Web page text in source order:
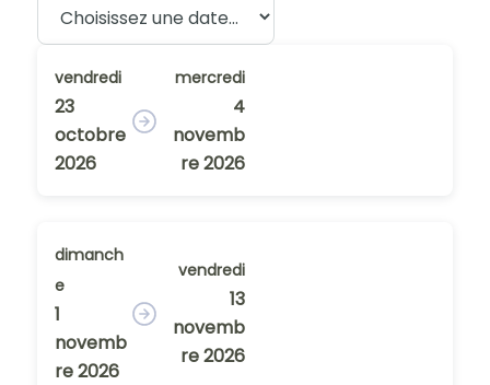
vendredi
23
octobre
2026
mercredi
4
novemb
re 2026
dimanch
e
1
novemb
re 2026
vendredi
13
novemb
re 2026